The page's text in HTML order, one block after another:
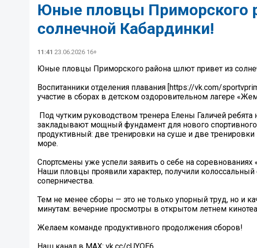
Юные пловцы Приморского
солнечной Кабардинки!
11:41 23.06.2026 16+
Юные пловцы Приморского района шлют привет из
Воспитанники отделения плавания [https://vk.com/
участие в сборах в детском оздоровительном лагере
Под чутким руководством тренера Елены Галичей
закладывают мощный фундамент для нового
продуктивный: две тренировки на суше и две
море.
Спортсмены уже успели заявить о себе на
Наши пловцы проявили характер, получили
соперничества.
Тем не менее сборы — это не только упорный труд, но и
минутам: вечерние просмотры в открытом летнем
Желаем команде продуктивного продолжения сборов!